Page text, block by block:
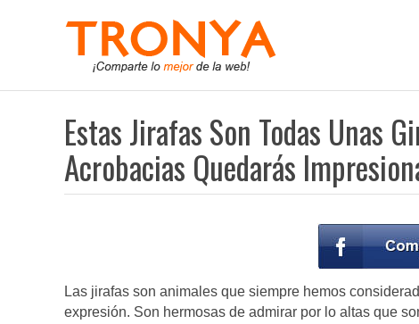
Estas Jirafas Son Todas Unas
Acrobacias Quedarás
Las jirafas son animales que siempre hemos
expresión. Son hermosas de admirar por lo altas que